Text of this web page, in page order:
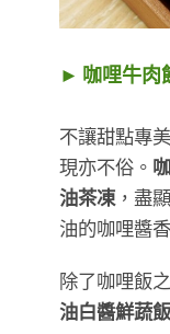
► 咖哩牛肉
不讓甜點專
現亦不俗。
油茶凍 ，盡
油的咖哩醬
除了咖哩飯
油白醬鮮蔬